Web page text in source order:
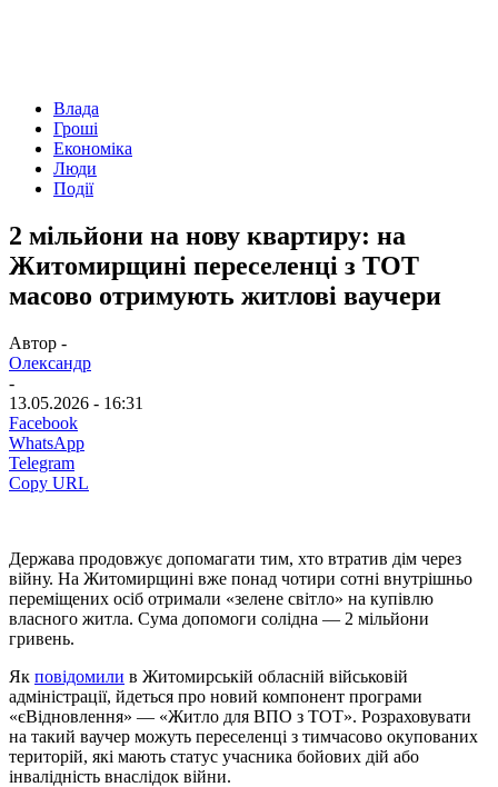
Влада
Гроші
Економіка
Люди
Події
2 мільйони на нову квартиру: на
Житомирщині переселенці з ТОТ
масово отримують житлові ваучери
Автор -
Олександр
-
13.05.2026 - 16:31
Facebook
WhatsApp
Telegram
Copy URL
Держава продовжує допомагати тим, хто втратив дім через
війну. На Житомирщині вже понад чотири сотні внутрішньо
переміщених осіб отримали «зелене світло» на купівлю
власного житла. Сума допомоги солідна — 2 мільйони
гривень.
Як повідомили в Житомирській обласній військовій
адміністрації, йдеться про новий компонент програми
«єВідновлення» — «Житло для ВПО з ТОТ». Розраховувати
на такий ваучер можуть переселенці з тимчасово окупованих
територій, які мають статус учасника бойових дій або
інвалідність внаслідок війни.